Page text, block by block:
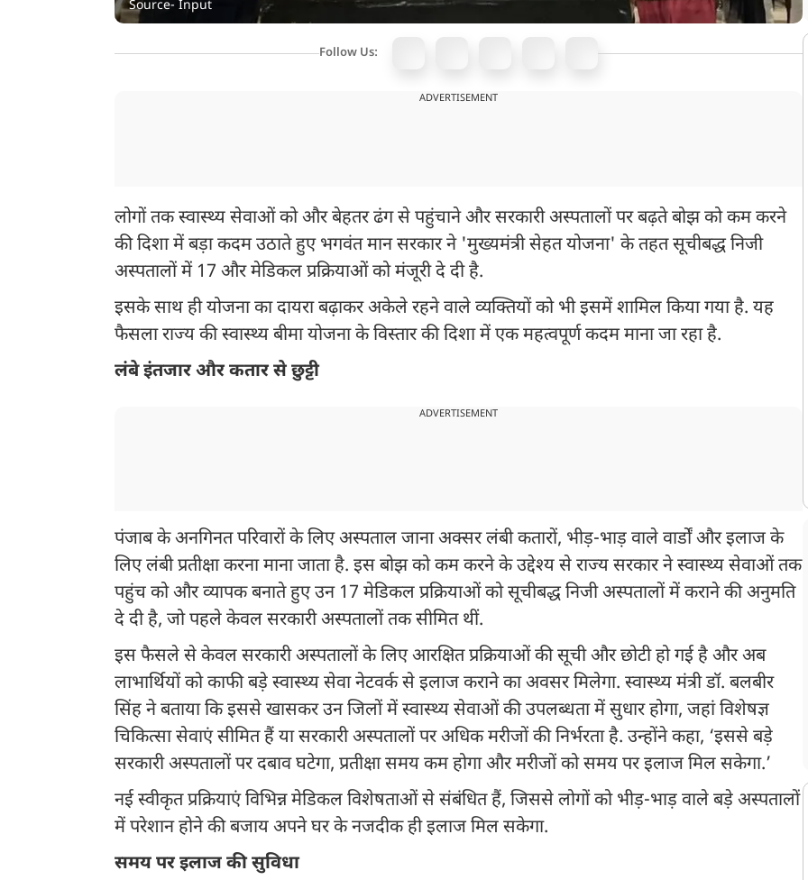
Source- Input
Follow Us:
ADVERTISEMENT
लोगों तक स्वास्थ्य सेवाओं को और बेहतर ढंग से पहुंचाने और सरकारी अस्पतालों पर बढ़ते बोझ को कम करने
की दिशा में बड़ा कदम उठाते हुए भगवंत मान सरकार ने 'मुख्यमंत्री सेहत योजना' के तहत सूचीबद्ध निजी
अस्पतालों में 17 और मेडिकल प्रक्रियाओं को मंजूरी दे दी है.
इसके साथ ही योजना का दायरा बढ़ाकर अकेले रहने वाले व्यक्तियों को भी इसमें शामिल किया गया है. यह
फैसला राज्य की स्वास्थ्य बीमा योजना के विस्तार की दिशा में एक महत्वपूर्ण कदम माना जा रहा है.
लंबे इंतजार और कतार से छुट्टी
ADVERTISEMENT
पंजाब के अनगिनत परिवारों के लिए अस्पताल जाना अक्सर लंबी कतारों, भीड़-भाड़ वाले वार्डों और इलाज के
लिए लंबी प्रतीक्षा करना माना जाता है. इस बोझ को कम करने के उद्देश्य से राज्य सरकार ने स्वास्थ्य सेवाओं तक
पहुंच को और व्यापक बनाते हुए उन 17 मेडिकल प्रक्रियाओं को सूचीबद्ध निजी अस्पतालों में कराने की अनुमति
दे दी है, जो पहले केवल सरकारी अस्पतालों तक सीमित थीं.
इस फैसले से केवल सरकारी अस्पतालों के लिए आरक्षित प्रक्रियाओं की सूची और छोटी हो गई है और अब
लाभार्थियों को काफी बड़े स्वास्थ्य सेवा नेटवर्क से इलाज कराने का अवसर मिलेगा. स्वास्थ्य मंत्री डॉ. बलबीर
सिंह ने बताया कि इससे खासकर उन जिलों में स्वास्थ्य सेवाओं की उपलब्धता में सुधार होगा, जहां विशेषज्ञ
चिकित्सा सेवाएं सीमित हैं या सरकारी अस्पतालों पर अधिक मरीजों की निर्भरता है. उन्होंने कहा, ‘इससे बड़े
सरकारी अस्पतालों पर दबाव घटेगा, प्रतीक्षा समय कम होगा और मरीजों को समय पर इलाज मिल सकेगा.’
नई स्वीकृत प्रक्रियाएं विभिन्न मेडिकल विशेषताओं से संबंधित हैं, जिससे लोगों को भीड़-भाड़ वाले बड़े अस्पतालों
में परेशान होने की बजाय अपने घर के नजदीक ही इलाज मिल सकेगा.
समय पर इलाज की सुविधा